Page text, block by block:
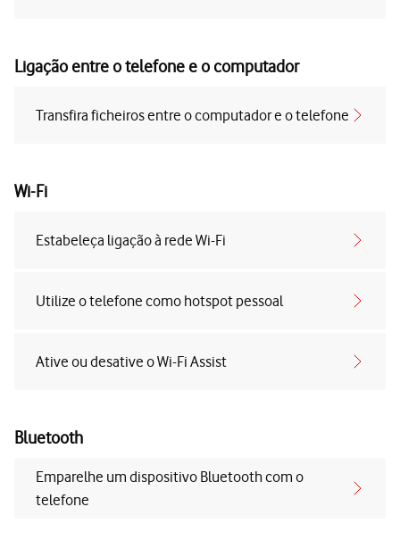
Ligação entre o telefone e o computador
Transfira ficheiros entre o computador e o telefone
Wi-Fi
Estabeleça ligação à rede Wi-Fi
Utilize o telefone como hotspot pessoal
Ative ou desative o Wi-Fi Assist
Bluetooth
Emparelhe um dispositivo Bluetooth com o
telefone